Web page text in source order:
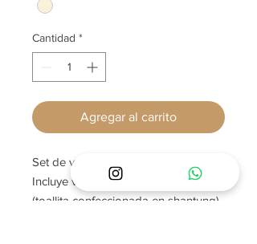
Cantidad *
Agregar al carrito
Set de vela en baúl decorado.
Incluye vela, rosario, concha, fe
(toallita confeccionada en shantung)